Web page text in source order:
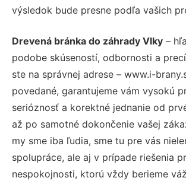
výsledok bude presne podľa vašich
Drevená bránka do záhrady Vlky –
podobe skúseností, odbornosti a
ste na správnej adrese – www.i-
povedané, garantujeme vám vysokú
serióznosť a korektné jednanie od
až po samotné dokončenie vašej
my sme iba ľudia, sme tu pre vás
spolupráce, ale aj v prípade riešenia
nespokojnosti, ktorú vždy berieme